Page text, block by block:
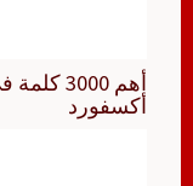
أهم
أكسفورد